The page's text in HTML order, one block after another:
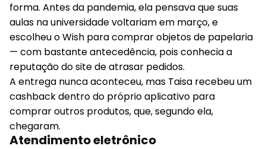
forma. Antes da pandemia, ela pensava que suas
aulas na universidade voltariam em março, e
escolheu o Wish para comprar objetos de papelaria
— com bastante antecedência, pois conhecia a
reputação do site de atrasar pedidos.
A entrega nunca aconteceu, mas Taisa recebeu um
cashback dentro do próprio aplicativo para
comprar outros produtos, que, segundo ela,
chegaram.
Atendimento eletrônico